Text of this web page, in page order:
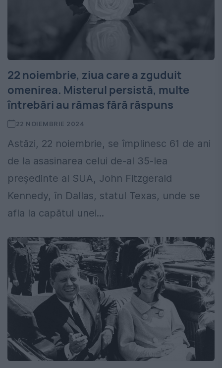
22 noiembrie, ziua care a zguduit
omenirea. Misterul persistă, multe
întrebări au rămas fără răspuns
22 NOIEMBRIE 2024
Astăzi, 22 noiembrie, se împlinesc 61 de ani
de la asasinarea celui de-al 35-lea
președinte al SUA, John Fitzgerald
Kennedy, în Dallas, statul Texas, unde se
afla la capătul unei...